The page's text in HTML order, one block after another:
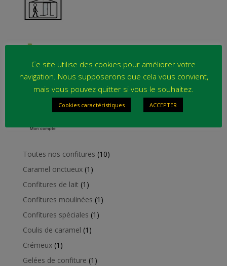
Toutes nos confitures 1010
Caramel onctueux 1 1
Confitures de lait 1 1
produit
Confitures moulinées 1 1
Confitures spéciales 1 1
Coulis de caramel 1 1
Crémeux 1 1
produit
Gelées de confiture 1 1
Ce site utilise des cookies pour améliorer votre
navigation. Nous supposerons que cela vous convient,
mais vous pouvez quitter si vous le souhaitez.
Cookies caractéristiques ACCEPTER